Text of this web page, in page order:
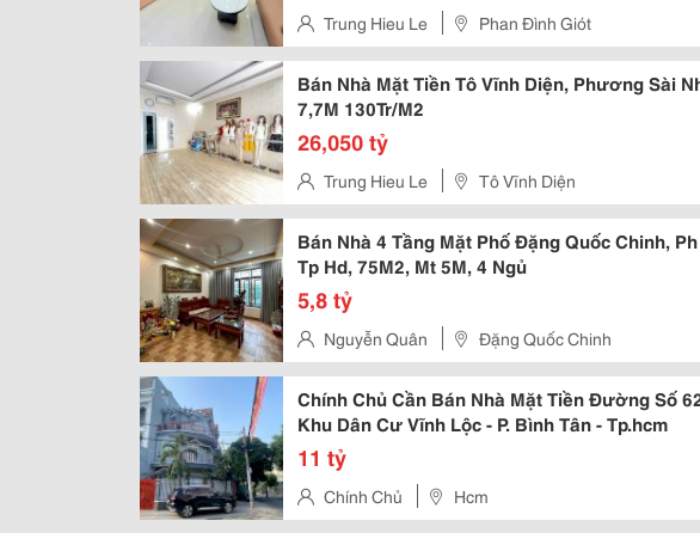
Trung Hieu Le Phan Đình Giót
Bán Nhà Mặt Tiền Tô Vĩnh Diện, Phương Sài
7,7M 130Tr/M2
26,050 tỷ
Trung Hieu Le Tô Vĩnh Diện
Bán Nhà 4 Tầng Mặt Phố Đặng Quốc Chinh,
Tp Hd, 75M2, Mt 5M, 4 Ngủ
5,8 tỷ
Nguyễn Quân Đặng Quốc Chinh
Chính Chủ Cần Bán Nhà Mặt Tiền Đường Số
Khu Dân Cư Vĩnh Lộc - P. Bình Tân - Tp.hcm
11 tỷ
Chính Chủ Hcm